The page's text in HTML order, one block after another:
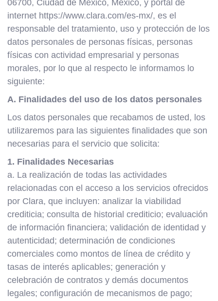
06700, Ciudad de México, México, y portal de
internet https://www.clara.com/es-mx/, es el
responsable del tratamiento, uso y protección de los
datos personales de personas físicas, personas
físicas con actividad empresarial y personas
morales, por lo que al respecto le informamos lo
siguiente:
A. Finalidades del uso de los datos personales
Los datos personales que recabamos de usted, los
utilizaremos para las siguientes finalidades que son
necesarias para el servicio que solicita:
1. Finalidades Necesarias
a. La realización de todas las actividades
relacionadas con el acceso a los servicios ofrecidos
por Clara, que incluyen: analizar la viabilidad
crediticia; consulta de historial crediticio; evaluación
de información financiera; validación de identidad y
autenticidad; determinación de condiciones
comerciales como montos de línea de crédito y
tasas de interés aplicables; generación y
celebración de contratos y demás documentos
legales; configuración de mecanismos de pago;